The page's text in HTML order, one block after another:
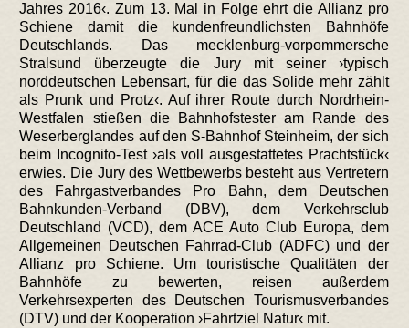
Jahres 2016‹. Zum 13. Mal in Folge ehrt die Allianz pro
Schiene damit die kundenfreundlichsten Bahnhöfe
Deutschlands. Das mecklenburg-vorpommersche
Stralsund überzeugte die Jury mit seiner ›typisch
norddeutschen Lebensart, für die das Solide mehr zählt
als Prunk und Protz‹. Auf ihrer Route durch Nordrhein-
Westfalen stießen die Bahnhofstester am Rande des
Weserberglandes auf den S-Bahnhof Steinheim, der sich
beim Incognito-Test ›als voll ausgestattetes Prachtstück‹
erwies. Die Jury des Wettbewerbs besteht aus Vertretern
des Fahrgastverbandes Pro Bahn, dem Deutschen
Bahnkunden-Verband (DBV), dem Verkehrsclub
Deutschland (VCD), dem ACE Auto Club Europa, dem
Allgemeinen Deutschen Fahrrad-Club (ADFC) und der
Allianz pro Schiene. Um touristische Qualitäten der
Bahnhöfe zu bewerten, reisen außerdem
Verkehrsexperten des Deutschen Tourismusverbandes
(DTV) und der Kooperation ›Fahrtziel Natur‹ mit.